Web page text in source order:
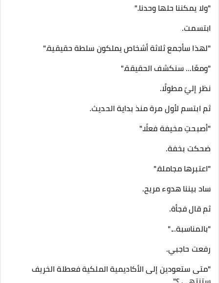
"ولا يمكننا حلها وحدنا."
ابتسمت.
"لهذا سأجمع ثلاثة أشخاص يملكون سلطة حقيقية."
"ومعًا... سنكشف الحقيقة."
نظر إليّ مطولًا.
ثم ابتسم لأول مرة منذ بداية الحديث.
"أصبحتِ مخيفة فعلًا."
ضحكت بخفة.
"اعتبرها مجاملة."
ساد بيننا هدوء مريح.
ثم قال فجأة.
"بالمناسبة..."
رفعت حاجبي.
"متى ستعودين إلى الأكاديمية الملكية فعطلة الخريف